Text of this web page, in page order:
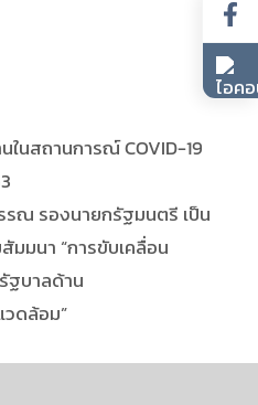
นสถานการณ์ COVID-19
รณ รองนายกรัฐมนตรี เป็น
มมนา “การขับเคลื่อน
ฐบาลด้าน
ดล้อม”